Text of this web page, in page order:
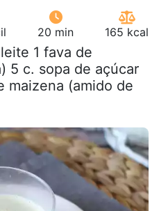
20 min 165 kcal
1 fava de
5 c. sopa de açúcar
maizena (amido de